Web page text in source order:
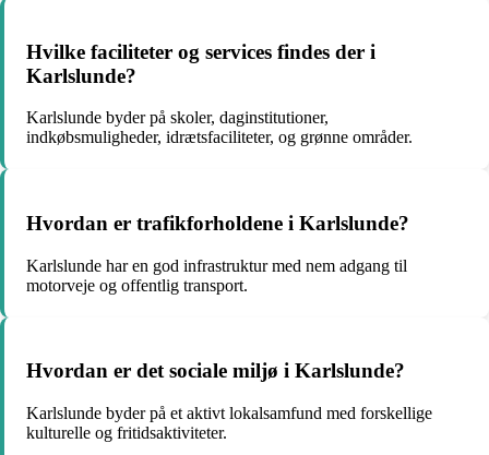
Hvilke faciliteter og services findes der i
Karlslunde?
Karlslunde byder på skoler, daginstitutioner,
indkøbsmuligheder, idrætsfaciliteter, og grønne områder.
Hvordan er trafikforholdene i Karlslunde?
Karlslunde har en god infrastruktur med nem adgang til
motorveje og offentlig transport.
Hvordan er det sociale miljø i Karlslunde?
Karlslunde byder på et aktivt lokalsamfund med forskellige
kulturelle og fritidsaktiviteter.